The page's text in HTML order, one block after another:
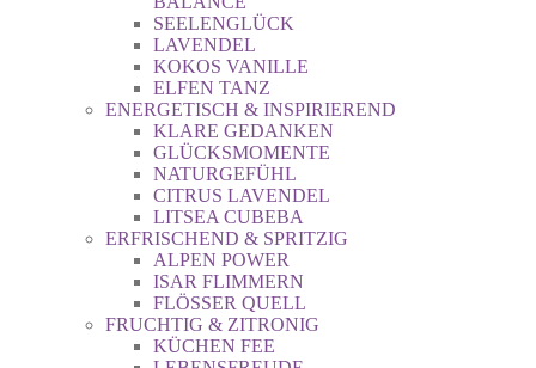
SEELENGLÜCK
LAVENDEL
KOKOS VANILLE
ELFEN TANZ
ENERGETISCH & INSPIRIEREND
KLARE GEDANKEN
GLÜCKSMOMENTE
NATURGEFÜHL
CITRUS LAVENDEL
LITSEA CUBEBA
ERFRISCHEND & SPRITZIG
ALPEN POWER
ISAR FLIMMERN
FLÖSSER QUELL
FRUCHTIG & ZITRONIG
KÜCHEN FEE